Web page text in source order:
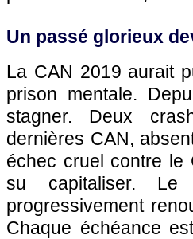
Un passé glorieux
La CAN 2019 aurait
prison mentale.
stagner. Deux
dernières CAN,
échec cruel contre le
su capitaliser.
progressivement
Chaque échéance